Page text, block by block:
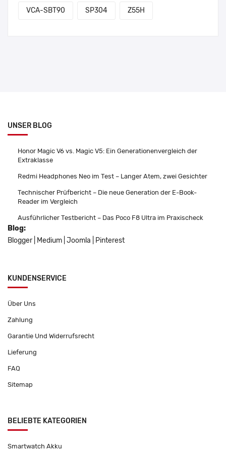
VCA-SBT90 SP304 Z55H
UNSER BLOG
Honor Magic V6 vs. Magic V5: Ein Generationenvergleich der
Extraklasse
Redmi Headphones Neo im Test – Langer Atem, zwei Gesichter
Technischer Prüfbericht – Die neue Generation der E-Book-
Reader im Vergleich
Ausführlicher Testbericht – Das Poco F8 Ultra im Praxischeck
Blog:
Blogger
Medium Joomla Pinterest
KUNDENSERVICE
Über Uns
Zahlung
Garantie Und Widerrufsrecht
Lieferung
FAQ
Sitemap
BELIEBTE KATEGORIEN
Smartwatch Akku